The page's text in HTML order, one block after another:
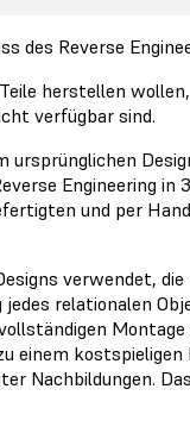
des Reverse
herstellen
verfügbar sind.
Engineering in
und per
verwendet,
relationalen
einem
Nachbildungen.